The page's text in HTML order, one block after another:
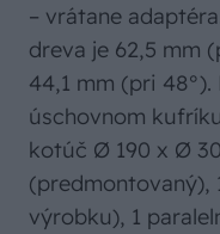
– vrátane
dreva je 62,5 mm
44,1 mm (pri
úschovnom
kotúč Ø 190 x Ø
(predmontovaný),
výrobku), 1